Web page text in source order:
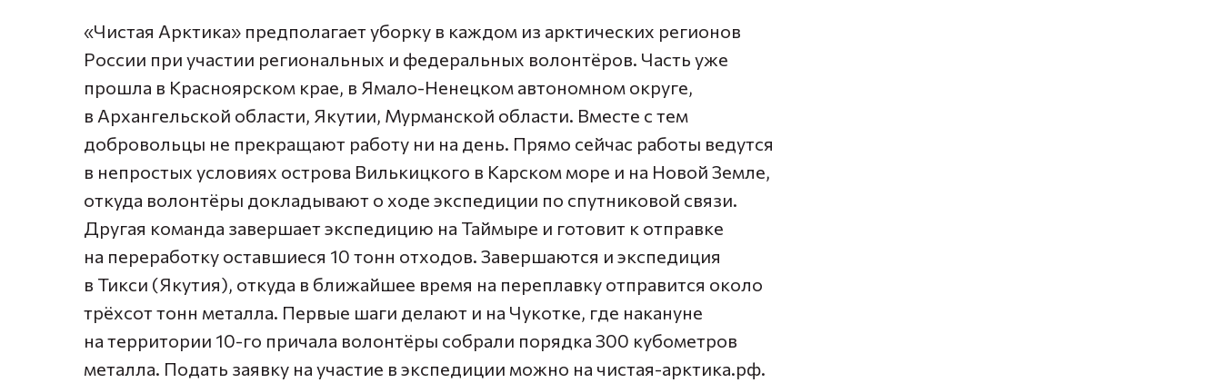
«Чистая Арктика» предполагает уборку в каждом из арктических регионов
России при участии региональных и федеральных волонтёров. Часть уже
прошла в Красноярском крае, в Ямало-Ненецком автономном округе,
в Архангельской области, Якутии, Мурманской области. Вместе с тем
добровольцы не прекращают работу ни на день. Прямо сейчас работы ведутся
в непростых условиях острова Вилькицкого в Карском море и на Новой Земле,
откуда волонтёры докладывают о ходе экспедиции по спутниковой связи.
Другая команда завершает экспедицию на Таймыре и готовит к отправке
на переработку оставшиеся 10 тонн отходов. Завершаются и экспедиция
в Тикси (Якутия), откуда в ближайшее время на переплавку отправится около
трёхсот тонн металла. Первые шаги делают и на Чукотке, где накануне
на территории 10-го причала волонтёры собрали порядка 300 кубометров
металла. Подать заявку на участие в экспедиции можно на чистая-арктика.рф.